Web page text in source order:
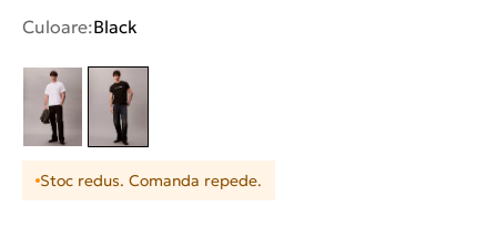
Culoare:Black
Stoc redus. Comanda repede.